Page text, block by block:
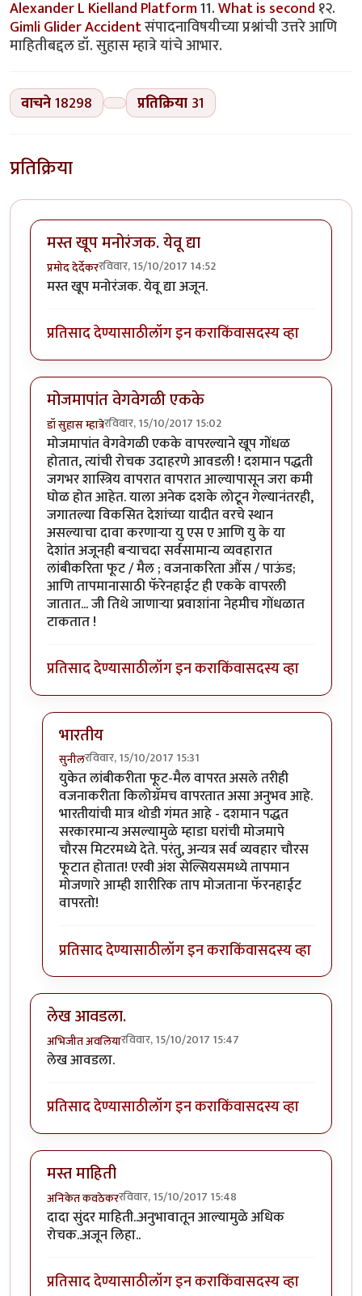
Alexander L Kielland Platform11.What is second१२.
Gimli Glider Accidentसंपादनाविषयीच्या प्रश्नांची उत्तरे आणि
माहितीबद्दल डॉ. सुहास म्हात्रे यांचे आभार.
वाचने18298 प्रतिक्रिया 31
प्रतिक्रिया
मस्त खूप मनोरंजक. येवू द्या
प्रमोद देर्देकररविवार, 15/10/2017 14:52
मस्त खूप मनोरंजक. येवू द्या अजून.
प्रतिसाद देण्यासाठीलॉग इन कराकिंवासदस्य व्हा
मोजमापांत वेगवेगळी एकके
डॉ सुहास म्हात्रेरविवार, 15/10/2017 15:02
मोजमापांत वेगवेगळी एकके वापरल्याने खूप गोंधळ
होतात, त्यांची रोचक उदाहरणे आवडली ! दशमान पद्धती
जगभर शास्त्रिय वापरात वापरात आल्यापासून जरा कमी
घोळ होत आहेत. याला अनेक दशके लोटून गेल्यानंतरही,
जगातल्या विकसित देशांच्या यादीत वरचे स्थान
असल्याचा दावा करणार्‍या यु एस ए आणि यु के या
देशांत अजूनही बर्‍याचदा सर्वसामान्य व्यवहारात
लांबीकरिता फूट / मैल ; वजनाकरिता औंस / पाऊंड;
आणि तापमानासाठी फॅरेनहाईट ही एकके वापरली
जातात... जी तिथे जाणार्‍या प्रवाशांना नेहमीच गोंधळात
टाकतात !
प्रतिसाद देण्यासाठीलॉग इन कराकिंवासदस्य व्हा
भारतीय
सुनीलरविवार, 15/10/2017 15:31
In reply toमोजमापांत वेगवेगळी एककेbyडॉ सुहास म्हात्रे
युकेत लांबीकरीता फूट-मैल वापरत असले तरीही
वजनाकरीता किलोग्रॅमच वापरतात असा अनुभव आहे.
भारतीयांची मात्र थोडी गंमत आहे - दशमान पद्धत
सरकारमान्य असल्यामुळे म्हाडा घरांची मोजमापे
चौरस मिटरमध्ये देते. परंतु, अन्यत्र सर्व व्यवहार चौरस
फूटात होतात! एरवी अंश सेल्सियसमध्ये तापमान
मोजणारे आम्ही शारीरिक ताप मोजताना फॅरनहाईट
वापरतो!
प्रतिसाद देण्यासाठीलॉग इन कराकिंवासदस्य व्हा
लेख आवडला.
अभिजीत अवलियारविवार, 15/10/2017 15:47
लेख आवडला.
प्रतिसाद देण्यासाठीलॉग इन कराकिंवासदस्य व्हा
मस्त माहिती
अनिकेत कवठेकररविवार, 15/10/2017 15:48
दादा सुंदर माहिती..अनुभावातून आल्यामुळे अधिक
रोचक..अजून लिहा..
प्रतिसाद देण्यासाठीलॉग इन कराकिंवासदस्य व्हा